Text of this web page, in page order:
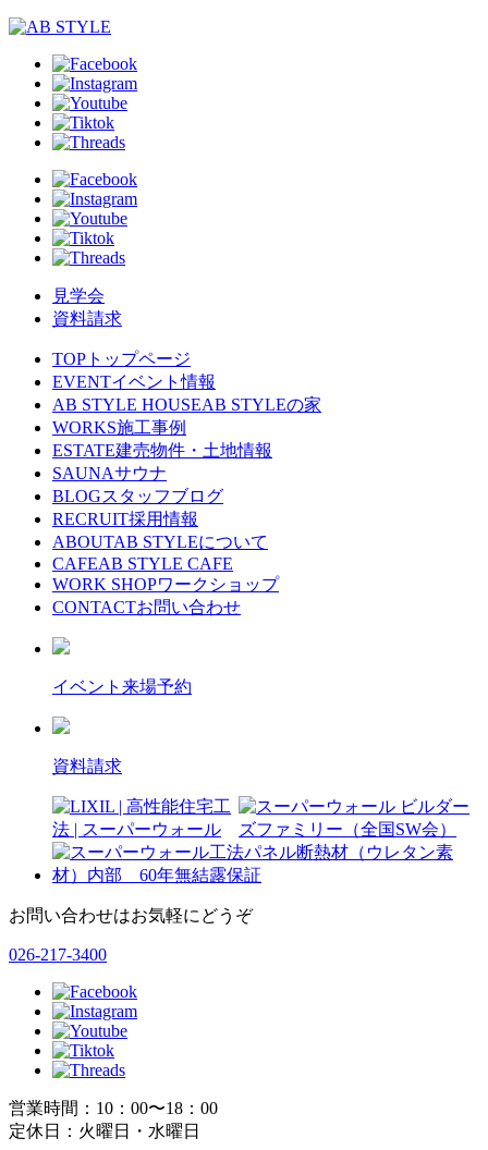
見学会
資料請求
TOP トップページ
EVENTイベント情報
AB STYLE HOUSEAB STYLEの家
WORKS施工事例
ESTATE建売物件・土地情報
SAUNAサウナ
BLOGスタッフブログ
RECRUIT採用情報
ABOUTAB STYLEについて
CAFEAB STYLE CAFE
WORK SHOPワークショップ
CONTACTお問い合わせ
イベント来場予約
資料請求
お問い合わせはお気軽にどうぞ
026-217-3400
営業時間：10：00〜18：00
定休日：火曜日・水曜日